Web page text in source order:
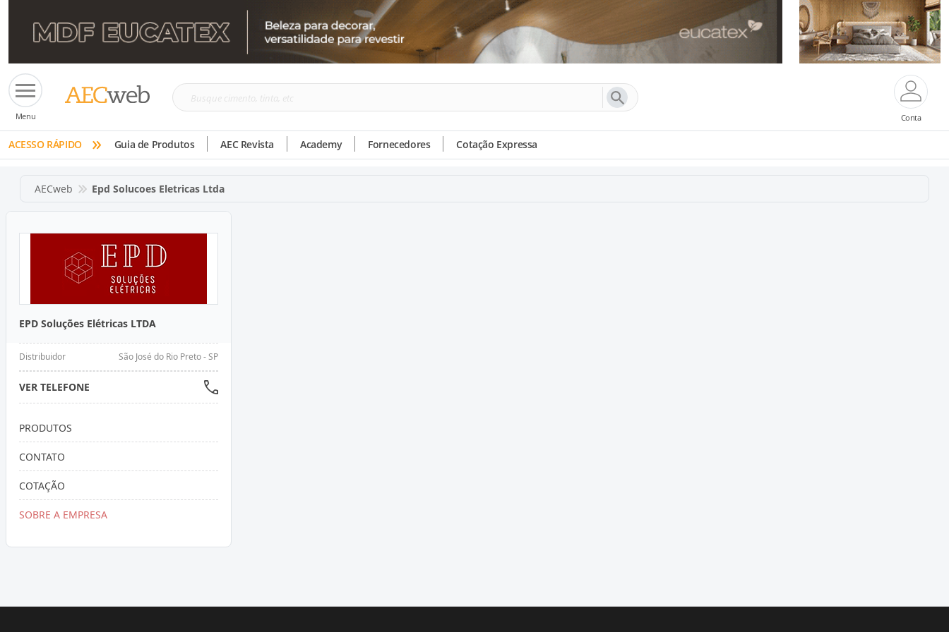
Menu
Busque
tinta,
etc
Conta
ACESSO RÁPIDO » Guia de Produtos AEC Revista Academy Fornecedores Cotação Expressa
AECweb Epd Solucoes Eletricas Ltda
EPD Soluções Elétricas LTDA
Distribuidor São José do Rio Preto - SP
VER TELEFONE
PRODUTOS
CONTATO
COTAÇÃO
SOBRE A EMPRESA